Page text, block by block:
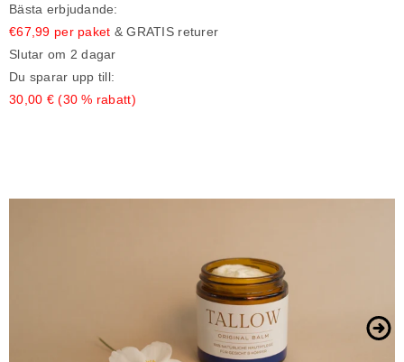
Bästa erbjudande:
€67,99 per paket & GRATIS returer
Slutar om 2 dagar
Du sparar upp till:
30,00 € (30 % rabatt)